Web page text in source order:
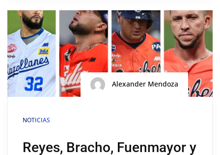
Alexander Mendoza
NOTICIAS
Reyes, Bracho, Fuenmayor y